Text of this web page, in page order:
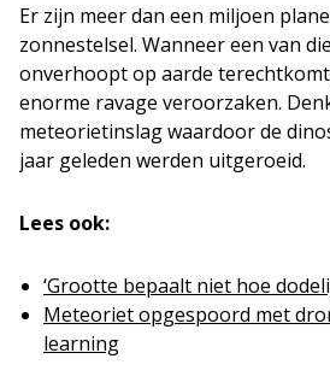
Er zijn meer dan een miljoen
zonnestelsel. Wanneer een van
onverhoopt op aarde
enorme ravage veroorzaken.
meteorietinslag waardoor de
jaar geleden werden uitgeroeid.
Lees ook:
‘Grootte bepaalt niet hoe
Meteoriet opgespoord met
learning